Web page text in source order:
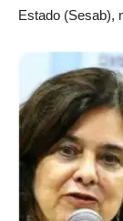
Estado (Sesab),